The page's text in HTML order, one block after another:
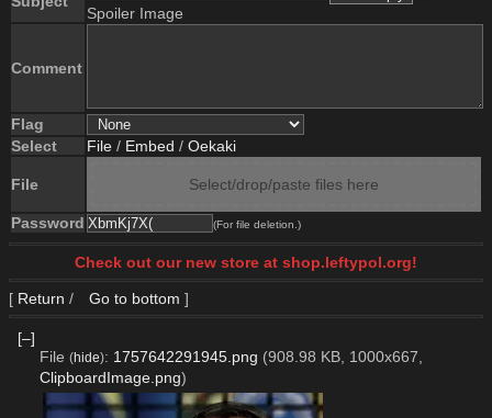
Spoiler Image
Comment
Flag
Select
File / Embed / Oekaki
File Select/drop/paste files here
Password (For file deletion.)
Check out our new store at shop.leftypol.org!
[ Return / Go to bottom ]
[–]
File (hide): 1757642291945.png (908.98 KB, 1000x667,
ClipboardImage.png)